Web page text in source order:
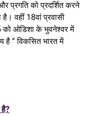
प्रगति को प्रदर्शित करने
वहीं 18वां प्रवासी
को ओडिशा के भुवनेश्वर में
है ” विकसित भारत में
है?